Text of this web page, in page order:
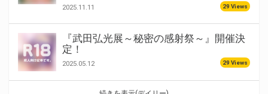
2025.11.11 29 Views
『武田弘光展～秘密の感射祭～』開催決
定！
2025.05.12 29 Views